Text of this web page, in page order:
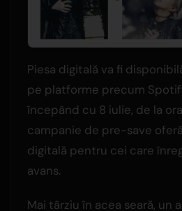
Piesa digitală va fi
pe platforme precum
începând cu 8 iulie, de la
campanie de pre-save
digitală pentru cei care
avans.
Mai târziu în acea seară, un